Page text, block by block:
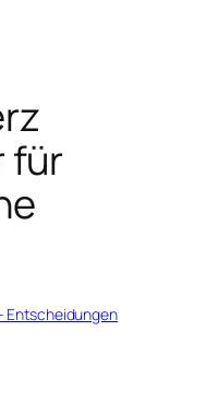
für
Entscheidungen